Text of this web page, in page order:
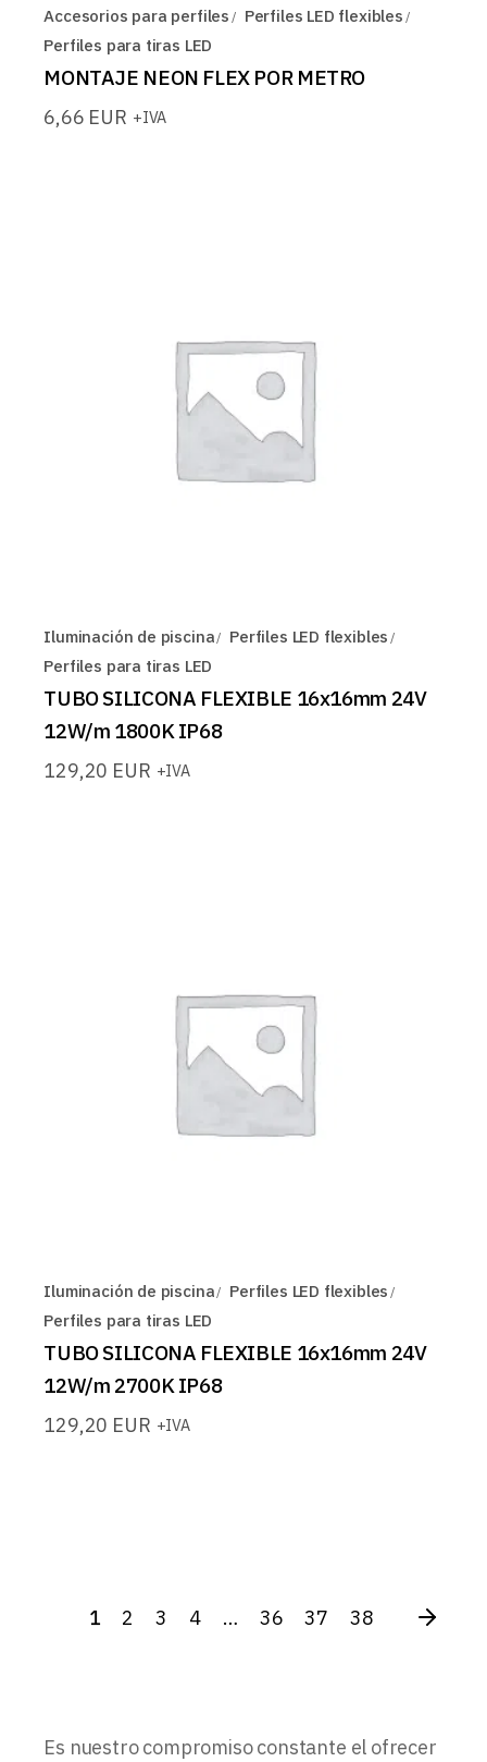
Accesorios para perfiles
Perfiles LED flexibles
Perfiles para tiras LED
MONTAJE NEON FLEX POR METRO
6,66 EUR +IVA
Iluminación de piscina
Perfiles LED flexibles
Perfiles para tiras LED
TUBO SILICONA FLEXIBLE 16x16mm 24V
12W/m 1800K IP68
129,20 EUR +IVA
Iluminación de piscina
Perfiles LED flexibles
Perfiles para tiras LED
TUBO SILICONA FLEXIBLE 16x16mm 24V
12W/m 2700K IP68
129,20 EUR +IVA
1 2 3 4 … 36 37 38
Es nuestro compromiso constante el ofrecer